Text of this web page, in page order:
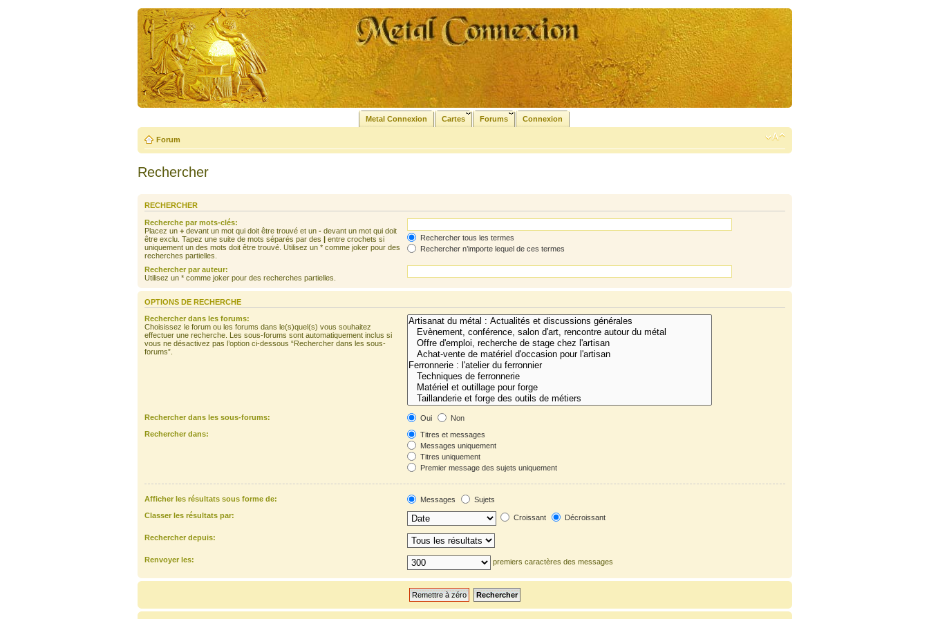
Metal Connexion Cartes Forums Connexion
Forum
Rechercher
RECHERCHER
Recherche par mots-clés:
Placez un +devant un mot qui doit être trouvé et un -devant un mot qui doit
être exclu. Tapez une suite de mots séparés par des |entre crochets si
uniquement un des mots doit être trouvé. Utilisez un * comme joker pour des
recherches partielles.
Rechercher tous les termes
Rechercher n’importe lequel de ces termes
Rechercher par auteur:
Utilisez un * comme joker pour des recherches partielles.
OPTIONS DE RECHERCHE
Rechercher dans les forums:
Choisissez le forum ou les forums dans le(s)quel(s) vous souhaitez
effectuer une recherche. Les sous-forums sont automatiquement inclus si
vous ne désactivez pas l’option ci-dessous “Rechercher dans les sous-
forums”.
Rechercher dans les sous-forums: Oui
Non
Rechercher dans:
Titres et messages
Messages uniquement
Titres uniquement
Premier message des sujets uniquement
Afficher les résultats sous forme de: Messages
Sujets
Classer les résultats par:
Croissant Décroissant
Rechercher depuis:
Renvoyer les: premiers caractères des messages